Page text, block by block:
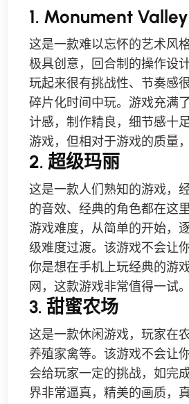
1. Monument Valley
这是一款难以忘怀的艺术风
极具创意，回合制的操作设
玩起来很有挑战性、节奏感
碎片化时间中玩。游戏充满
计感，制作精良，细节感十
游戏，但相对于游戏的质量
2. 超级玛丽
这是一款人们熟知的游戏，
的音效、经典的角色都在这
游戏难度，从简单的开始，
级难度过渡。该游戏不会让
你是想在手机上玩经典的游
网，这款游戏非常值得一试。
3. 甜蜜农场
这是一款休闲游戏，玩家在
养殖家禽等。该游戏不会让
会给玩家一定的挑战，如完
界非常逼真，精美的画质，